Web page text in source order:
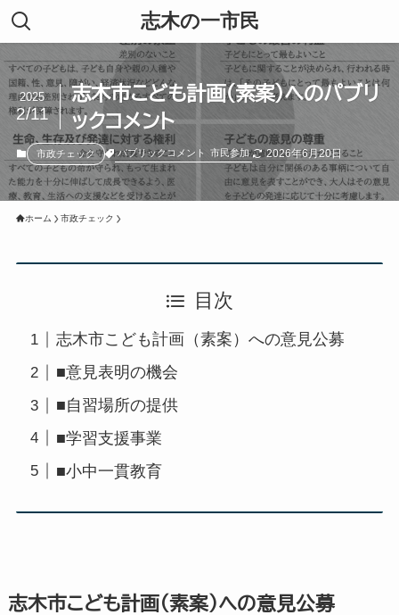
志木の一市民
志木市こども計画（素案）へのパブリ
ックコメント
2025
2/11
市政チェック パブリックコメント 市民参加 2026年6月20日
ホーム 市政チェック
目次
志木市こども計画（素案）への意見公募
■意見表明の機会
■自習場所の提供
■学習支援事業
■小中一貫教育
志木市こども計画（素案）への意見公募